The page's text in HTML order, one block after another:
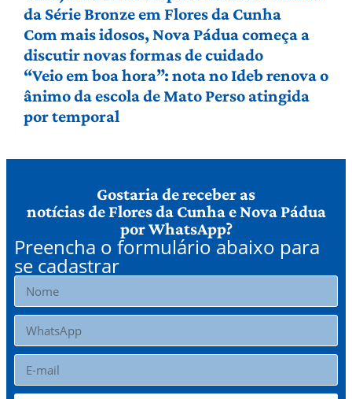
da Série Bronze em Flores da Cunha
Com mais idosos, Nova Pádua começa a
discutir novas formas de cuidado
“Veio em boa hora”: nota no Ideb renova o
ânimo da escola de Mato Perso atingida
por temporal
Gostaria de receber as
notícias de Flores da Cunha e Nova Pádua
por WhatsApp?
Preencha o formulário abaixo para
se cadastrar